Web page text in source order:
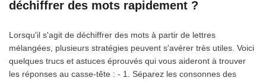
déchiffrer des mots rapidement ?
Lorsqu'il s'agit de déchiffrer des mots à partir de lettres
mélangées, plusieurs stratégies peuvent s'avérer très utiles. Voici
quelques trucs et astuces éprouvés qui vous aideront à trouver
les réponses au casse-tête : - 1. Séparez les consonnes des